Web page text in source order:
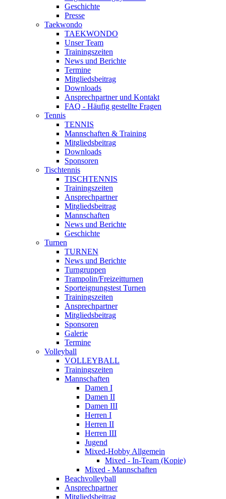
Geschichte
Presse
Taekwondo
TAEKWONDO
Unser Team
Trainingszeiten
News und Berichte
Termine
Mitgliedsbeitrag
Downloads
Ansprechpartner und Kontakt
FAQ - Häufig gestellte Fragen
Tennis
TENNIS
Mannschaften & Training
Mitgliedsbeitrag
Downloads
Sponsoren
Tischtennis
TISCHTENNIS
Trainingszeiten
Ansprechpartner
Mitgliedsbeitrag
Mannschaften
News und Berichte
Geschichte
Turnen
TURNEN
News und Berichte
Turngruppen
Trampolin/Freizeitturnen
Sporteignungstest Turnen
Trainingszeiten
Ansprechpartner
Mitgliedsbeitrag
Sponsoren
Galerie
Termine
Volleyball
VOLLEYBALL
Trainingszeiten
Mannschaften
Damen I
Damen II
Damen III
Herren I
Herren II
Herren III
Jugend
Mixed-Hobby Allgemein
Mixed - In-Team (Kopie)
Mixed - Mannschaften
Beachvolleyball
Ansprechpartner
Mitgliedsbeitrag